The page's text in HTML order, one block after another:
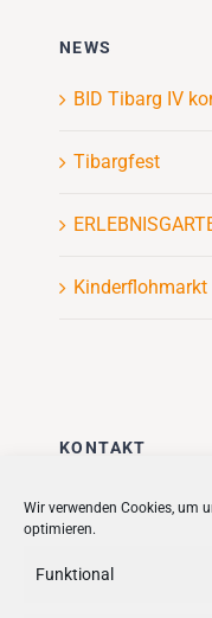
Wir verwenden Cookies, um
optimieren.
Funktional
NEWS
BID Tibarg IV
Tibargfest
Kinderflohmarkt
KONTAKT
Stadt +